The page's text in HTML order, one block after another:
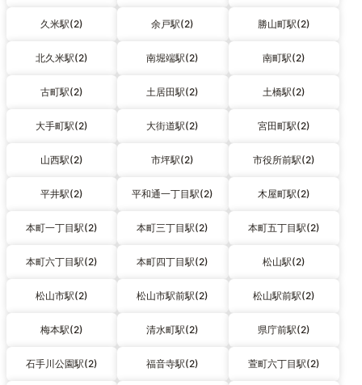
久米駅(2) 余戸駅(2) 勝山町駅(2)
北久米駅(2) 南堀端駅(2) 南町駅(2)
古町駅(2) 土居田駅(2) 土橋駅(2)
大手町駅(2) 大街道駅(2) 宮田町駅(2)
山西駅(2) 市坪駅(2) 市役所前駅(2)
平井駅(2) 平和通一丁目駅(2) 木屋町駅(2)
本町一丁目駅(2) 本町三丁目駅(2) 本町五丁目駅(2)
本町六丁目駅(2) 本町四丁目駅(2) 松山駅(2)
松山市駅(2) 松山市駅前駅(2) 松山駅前駅(2)
梅本駅(2) 清水町駅(2) 県庁前駅(2)
石手川公園駅(2) 福音寺駅(2) 萱町六丁目駅(2)